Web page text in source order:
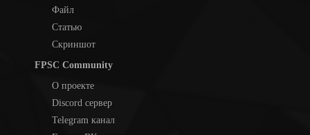
Файл
Статью
Скриншот
FPSC Community
О проекте
Discord сервер
Telegram канал